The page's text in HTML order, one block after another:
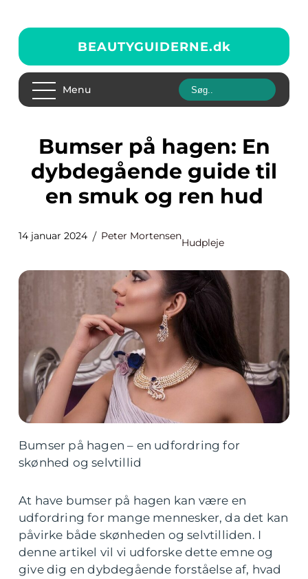
BEAUTYGUIDERNE.dk
Menu
Bumser på hagen: En
dybdegående guide til
en smuk og ren hud
14 januar 2024 Peter Mortensen
Hudpleje
Bumser på hagen – en udfordring for
skønhed og selvtillid
At have bumser på hagen kan være en
udfordring for mange mennesker, da det kan
påvirke både skønheden og selvtilliden. I
denne artikel vil vi udforske dette emne og
give dig en dybdegående forståelse af, hvad